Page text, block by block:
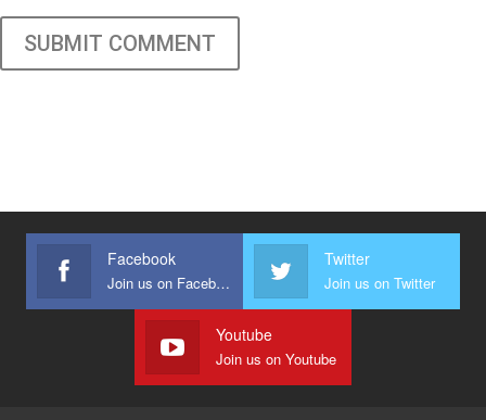
SUBMIT COMMENT
Facebook
Join us on Facebook
Twitter
Join us on Twitter
Youtube
Join us on Youtube